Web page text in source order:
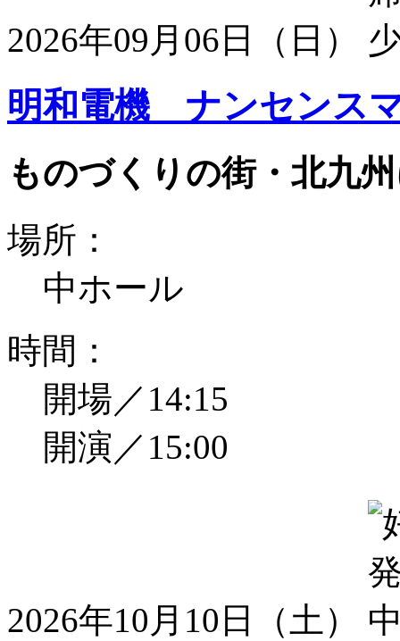
2026年09月06日（日）
明和電機 ナンセンス
ものづくりの街・北九
場所：
中ホール
時間：
開場／14:15
開演／15:00
2026年10月10日（土）